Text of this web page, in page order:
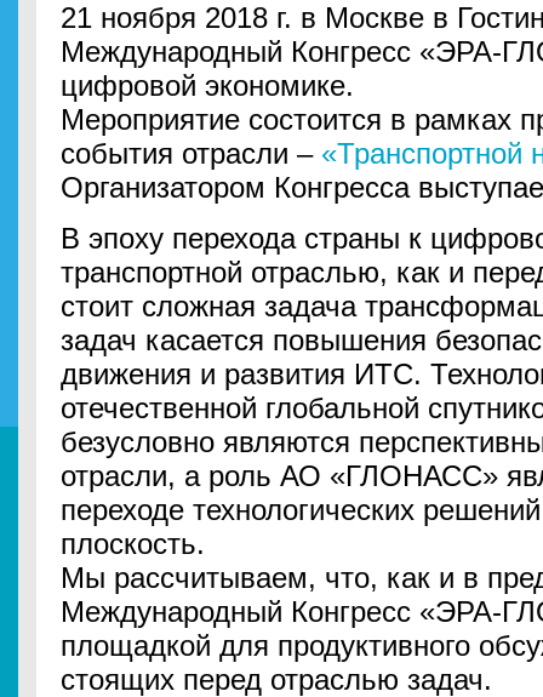
21 ноября 2018 г. в Москве в
Международный Конгресс «ЭРА-
цифровой экономике.
Мероприятие состоится в рамках
события отрасли – «Транспортной
Организатором Конгресса
В эпоху перехода страны к
транспортной отраслью, как и
стоит сложная задача
задач касается повышения
движения и развития ИТС.
отечественной глобальной
безусловно являются
отрасли, а роль АО «ГЛОНАСС»
переходе технологических
плоскость.
Мы рассчитываем, что, как и в
Международный Конгресс «ЭРА-
площадкой для продуктивного
стоящих перед отраслью задач.